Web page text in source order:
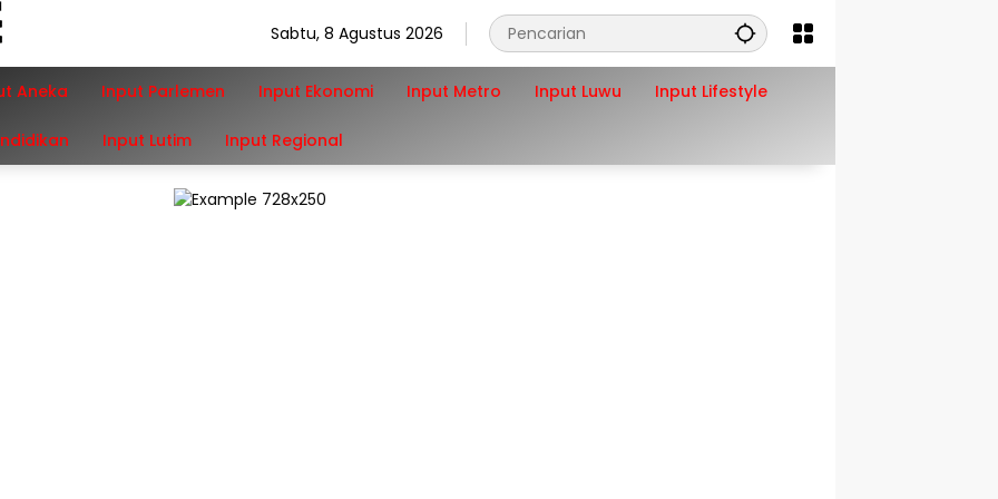
Sabtu, 8 Agustus 2026
Aneka Input Parlemen Input Ekonomi Input Metro Input Luwu Input Lifestyle
Input Lutim Input Regional